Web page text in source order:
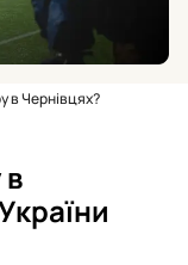
в Чернівцях?